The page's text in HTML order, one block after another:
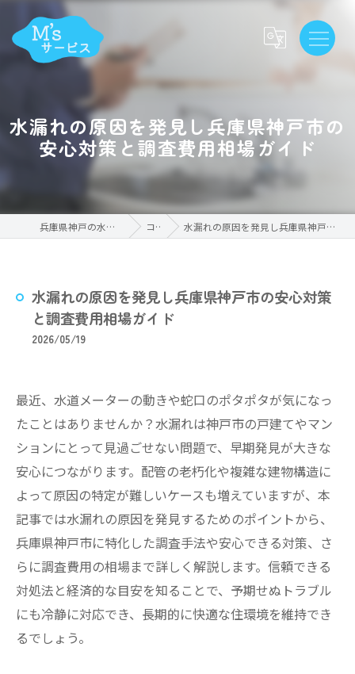
水漏れの原因を発見し兵庫県神戸市の
安心対策と調査費用相場ガイド
兵庫県神戸の水漏れならM'sサービス コラム 水漏れの原因を発見し兵庫県神戸市の安心対策と調査費用相場ガイド
水漏れの原因を発見し兵庫県神戸市の安心対策
と調査費用相場ガイド
2026/05/19
最近、水道メーターの動きや蛇口のポタポタが気になっ
たことはありませんか？水漏れは神戸市の戸建てやマン
ションにとって見過ごせない問題で、早期発見が大きな
安心につながります。配管の老朽化や複雑な建物構造に
よって原因の特定が難しいケースも増えていますが、本
記事では水漏れの原因を発見するためのポイントから、
兵庫県神戸市に特化した調査手法や安心できる対策、さ
らに調査費用の相場まで詳しく解説します。信頼できる
対処法と経済的な目安を知ることで、予期せぬトラブル
にも冷静に対応でき、長期的に快適な住環境を維持でき
るでしょう。